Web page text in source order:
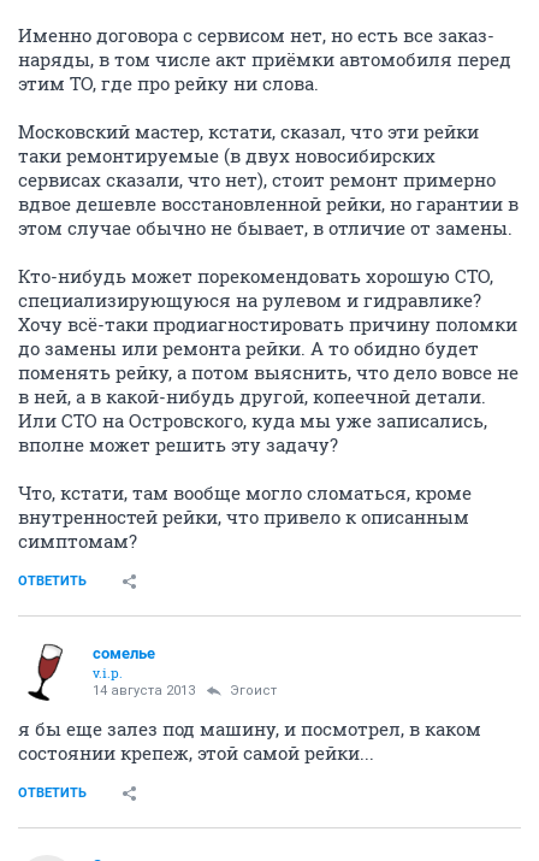
Именно договора с сервисом нет, но есть все заказ-
наряды, в том числе акт приёмки автомобиля перед
этим ТО, где про рейку ни слова.
Московский мастер, кстати, сказал, что эти рейки
таки ремонтируемые (в двух новосибирских
сервисах сказали, что нет), стоит ремонт примерно
вдвое дешевле восстановленной рейки, но гарантии в
этом случае обычно не бывает, в отличие от замены.
Кто-нибудь может порекомендовать хорошую СТО,
специализирующуюся на рулевом и гидравлике?
Хочу всё-таки продиагностировать причину поломки
до замены или ремонта рейки. А то обидно будет
поменять рейку, а потом выяснить, что дело вовсе не
в ней, а в какой-нибудь другой, копеечной детали.
Или СТО на Островского, куда мы уже записались,
вполне может решить эту задачу?
Что, кстати, там вообще могло сломаться, кроме
внутренностей рейки, что привело к описанным
симптомам?
ОТВЕТИТЬ
сомелье
v.i.p.
14 августа 2013 Эгоист
я бы еще залез под машину, и посмотрел, в каком
состоянии крепеж, этой самой рейки...
ОТВЕТИТЬ